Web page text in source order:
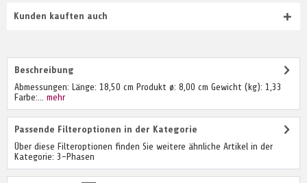
Kunden kauften auch
Beschreibung
Abmessungen: Länge: 18,50 cm Produkt ø: 8,00 cm Gewicht (kg): 1,33
Farbe:... mehr
Passende Filteroptionen in der Kategorie
Über diese Filteroptionen finden Sie weitere ähnliche Artikel in der
Kategorie: 3-Phasen